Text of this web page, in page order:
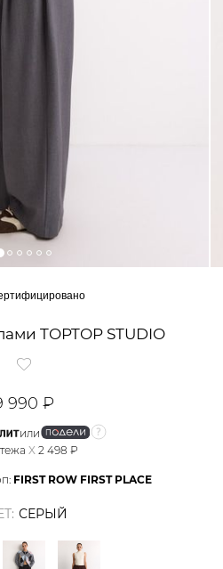
TOPTOP STUDIO
990 ₽
или
X 2 498 ₽
FIRST ROW FIRST PLACE
СЕРЫЙ